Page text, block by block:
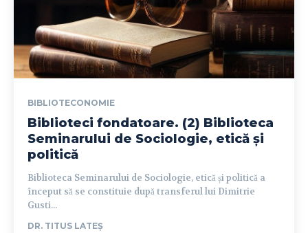
BIBLIOTECONOMIE
Biblioteci fondatoare. (2) Biblioteca
Seminarului de Sociologie, etică și
politică
Biblioteca Seminarului de Sociologie, etică și politică a
început să se constituie după transferul lui Dimitrie
Gusti...
DR. TITUS LATEȘ